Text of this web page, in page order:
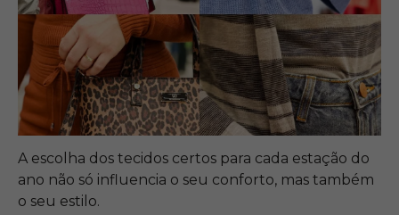
A escolha dos tecidos certos para cada estação do
ano não só influencia o seu conforto, mas também
o seu estilo.